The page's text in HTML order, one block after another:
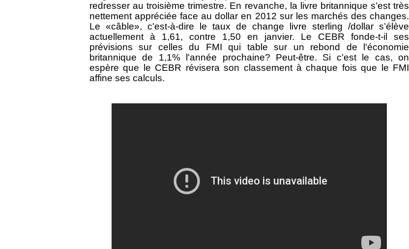
redresser au troisième trimestre. En revanche, la livre britannique s’est très
nettement appréciée face au dollar en 2012 sur les marchés des changes.
Le «câble», c'est-à-dire le taux de change livre sterling /dollar s’élève
actuellement à 1,61, contre 1,50 en janvier. Le CEBR fonde-t-il ses
prévisions sur celles du FMI qui table sur un rebond de l'économie
britannique de 1,1% l'année prochaine? Peut-être. Si c'est le cas, on
espère que le CEBR révisera son classement à chaque fois que le FMI
affine ses calculs.